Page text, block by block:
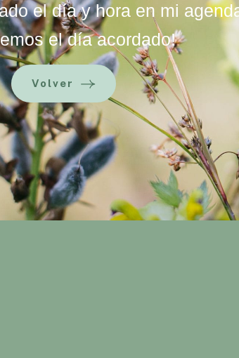
el día y hora en mi
el día acordado!
Volver